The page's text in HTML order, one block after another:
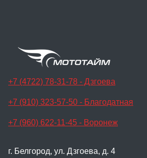
+7 (4722) 78-31-78 - Дзгоева
+7 (910) 323-57-50 - Благодатная
+7 (960) 622-11-45 - Воронеж
г. Белгород, ул. Дзгоева, д. 4